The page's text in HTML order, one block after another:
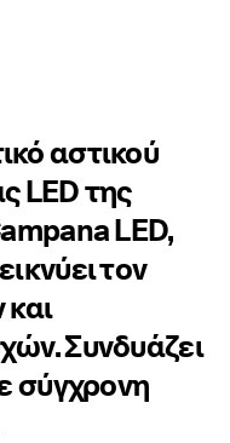
αστικού
LED της
LED,
τον
Συνδυάζει
σύγχρονη